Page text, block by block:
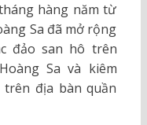
hàng năm từ
Sa đã mở rộng
đảo san hô trên
Sa và kiêm
địa bàn quần